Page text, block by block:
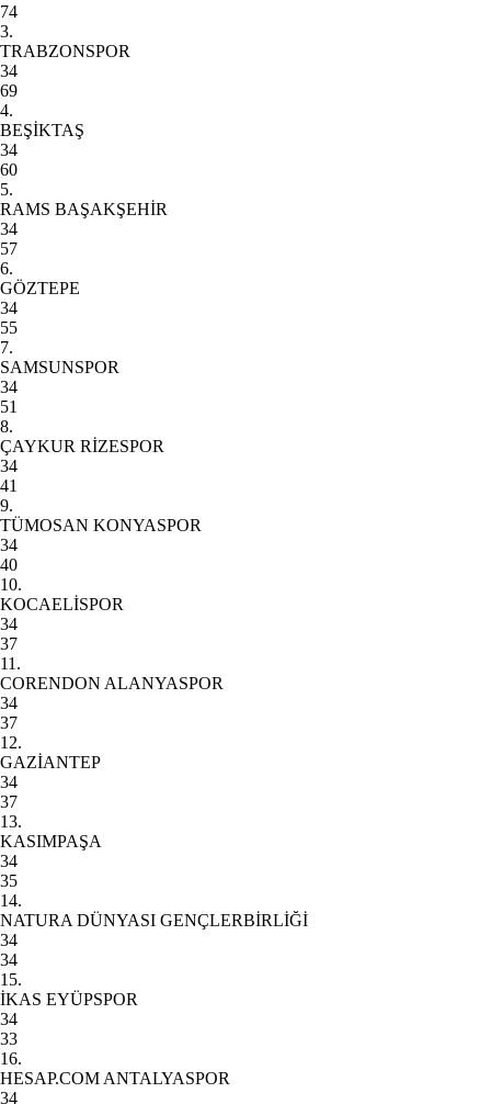
74
3.
TRABZONSPOR
34
69
4.
BEŞİKTAŞ
34
60
5.
RAMS BAŞAKŞEHİR
34
57
6.
GÖZTEPE
34
55
7.
SAMSUNSPOR
34
51
8.
ÇAYKUR RİZESPOR
34
41
9.
TÜMOSAN KONYASPOR
34
40
10.
KOCAELİSPOR
34
37
11.
CORENDON ALANYASPOR
34
37
12.
GAZİANTEP
34
37
13.
KASIMPAŞA
34
35
14.
NATURA DÜNYASI GENÇLERBİRLİĞİ
34
34
15.
İKAS EYÜPSPOR
34
33
16.
HESAP.COM ANTALYASPOR
34